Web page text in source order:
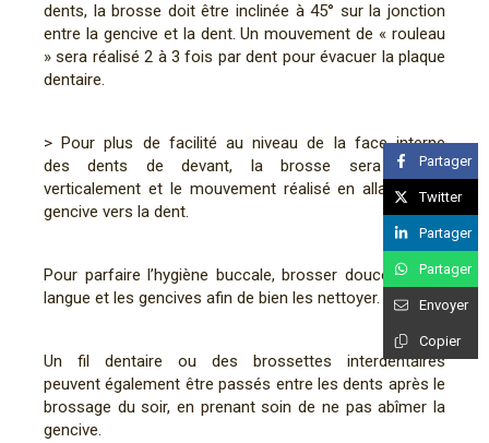
dents, la brosse doit être inclinée à 45° sur la jonction
entre la gencive et la dent. Un mouvement de « rouleau
» sera réalisé 2 à 3 fois par dent pour évacuer la plaque
dentaire.
> Pour plus de facilité au niveau de la face interne
des dents de devant, la brosse sera placée
verticalement et le mouvement réalisé en allant de la
gencive vers la dent.
Pour parfaire l’hygiène buccale, brosser doucement la
langue et les gencives afin de bien les nettoyer.
Un fil dentaire ou des brossettes interdentaires
peuvent également être passés entre les dents après le
brossage du soir, en prenant soin de ne pas abîmer la
gencive.
Partager
Twitter
Partager
Partager
Envoyer
Copier